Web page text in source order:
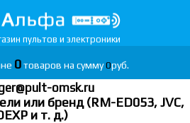
пультов и электроники
0товаров на сумму0руб.
omsk.ru
или бренд (RM-ED053, JVC,
и т. д.)